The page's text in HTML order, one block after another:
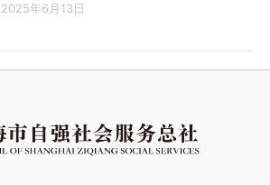
2025年6月13日